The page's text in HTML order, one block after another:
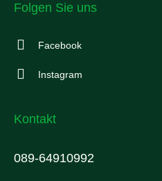
Folgen Sie uns
Facebook
Instagram
Kontakt
089-64910992